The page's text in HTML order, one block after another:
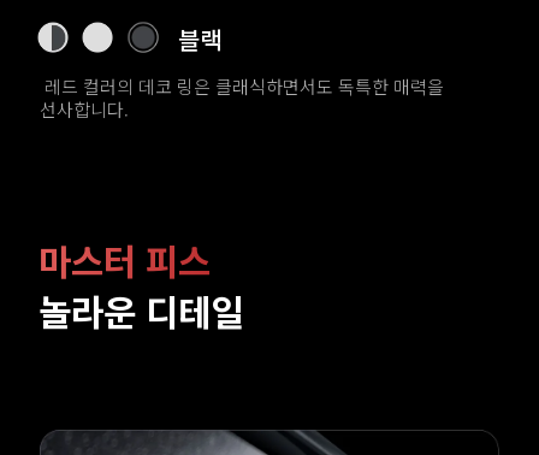
실버 크롬
새로운 항공우주 등급의 유리 섬유와 PU 가죽의 조합으로
고급스럽고 클래식한 외관을 완성했습니다.